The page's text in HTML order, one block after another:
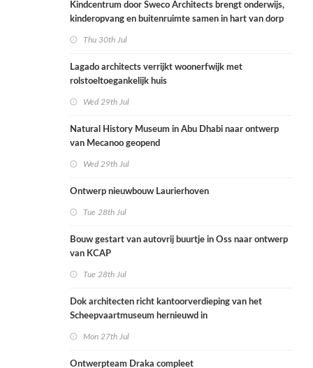
Kindcentrum door Sweco Architects brengt onderwijs,
kinderopvang en buitenruimte samen in hart van dorp
Thu 30th Jul
Lagado architects verrijkt woonerfwijk met
rolstoeltoegankelijk huis
Wed 29th Jul
Natural History Museum in Abu Dhabi naar ontwerp
van Mecanoo geopend
Wed 29th Jul
Ontwerp nieuwbouw Laurierhoven
Tue 28th Jul
Bouw gestart van autovrij buurtje in Oss naar ontwerp
van KCAP
Tue 28th Jul
Dok architecten richt kantoorverdieping van het
Scheepvaartmuseum hernieuwd in
Mon 27th Jul
Ontwerpteam Draka compleet